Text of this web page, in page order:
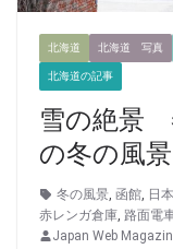
北海道 北海道 写真
北海道の記事
雪の絶景
の冬の風景
冬の風景 函館 日
赤レンガ倉庫 路面電
Japan Web